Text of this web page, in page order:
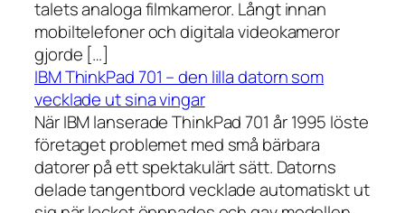
talets analoga filmkameror. Långt innan
mobiltelefoner och digitala videokameror
gjorde […]
IBM ThinkPad 701 – den lilla datorn som
vecklade ut sina vingar
När IBM lanserade ThinkPad 701 år 1995 löste
företaget problemet med små bärbara
datorer på ett spektakulärt sätt. Datorns
delade tangentbord vecklade automatiskt ut